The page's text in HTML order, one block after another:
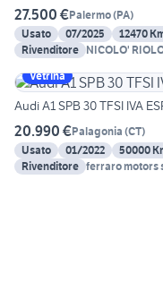
27.500 €Palermo(PA)
Usato
07/2025 12470
Rivenditore NICOLO'
Vetrina
Audi A1 SPB 30 TFSI IVA
20.990 €Palagonia (CT)
Usato
01/2022 50000
Rivenditore ferraro motors